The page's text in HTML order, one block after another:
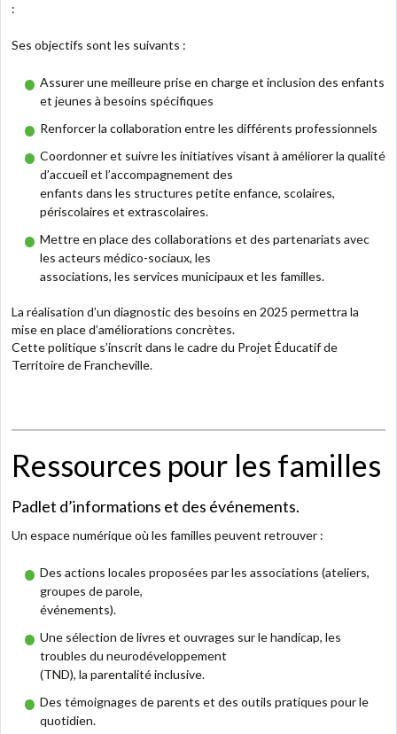
:
Ses objectifs sont les suivants :
Assurer une meilleure prise en charge et inclusion des enfants
et jeunes à besoins spécifiques
Renforcer la collaboration entre les différents professionnels
Coordonner et suivre les initiatives visant à améliorer la qualité
d’accueil et l’accompagnement des
enfants dans les structures petite enfance, scolaires,
périscolaires et extrascolaires.
Mettre en place des collaborations et des partenariats avec
les acteurs médico-sociaux, les
associations, les services municipaux et les familles.
La réalisation d’un diagnostic des besoins en 2025 permettra la
mise en place d’améliorations concrètes.
Cette politique s’inscrit dans le cadre du Projet Éducatif de
Territoire de Francheville.
Ressources pour les familles
Padlet d’informations et des événements.
Un espace numérique où les familles peuvent retrouver :
Des actions locales proposées par les associations (ateliers,
groupes de parole,
événements).
Une sélection delivres et ouvrages sur le handicap, les
troubles du neurodéveloppement
(TND), la parentalité inclusive.
Des témoignages de parents et des outils pratiques pour le
quotidien.